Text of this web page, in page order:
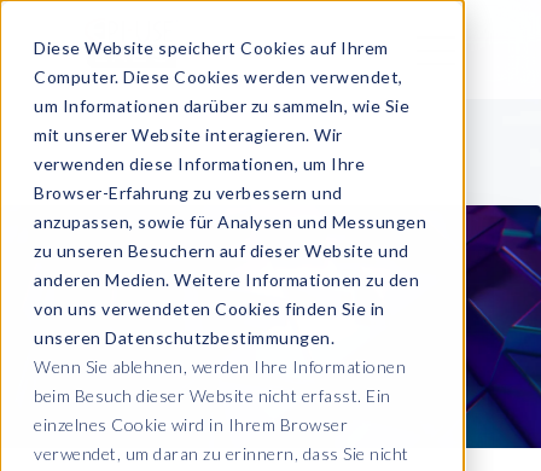
Diese Website speichert Cookies auf Ihrem
Computer. Diese Cookies werden verwendet,
um Informationen darüber zu sammeln, wie Sie
mit unserer Website interagieren. Wir
verwenden diese Informationen, um Ihre
Browser-Erfahrung zu verbessern und
anzupassen, sowie für Analysen und Messungen
zu unseren Besuchern auf dieser Website und
anderen Medien. Weitere Informationen zu den
von uns verwendeten Cookies finden Sie in
unseren Datenschutzbestimmungen.
Wenn Sie ablehnen, werden Ihre Informationen
beim Besuch dieser Website nicht erfasst. Ein
einzelnes Cookie wird in Ihrem Browser
verwendet, um daran zu erinnern, dass Sie nicht